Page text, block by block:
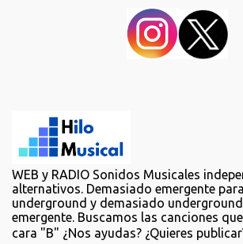
WEB y RADIO Sonidos Musicales
alternativos. Demasiado emergente
underground y demasiado
emergente. Buscamos las canciones
cara "B" ¿Nos ayudas? ¿Quieres